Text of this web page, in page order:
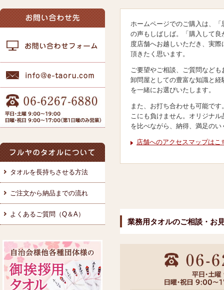
ホームページでのご購入は、
の声もしばしば。「購入して
度店舗へお越しいただき、実
頂きたく思います。
ご要望やご相談、ご質問など
卸問屋としての豊富な知識と
を一緒にお選びいたします。
また、お打ち合わせも可能で
こにも負けません。オリジナ
を比べながら、納得、満足の
店舗へのアクセスマップはこ
業務用タオルのご相談・お
タオルを長持ちさせる方法
ご注文から納品までの流れ
よくあるご質問（Q＆A）